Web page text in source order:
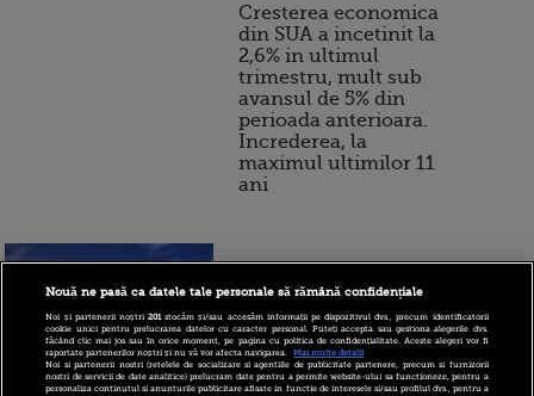
Cresterea economica
din SUA a incetinit la
2,6% in ultimul
trimestru, mult sub
avansul de 5% din
perioada anterioara.
Increderea, la
maximul ultimilor 11
ani
Nouă ne pasă ca datele tale personale să rămână confidențiale
Noi și partenerii noștri201stocăm și/sau accesăm informații pe dispozitivul dvs., precum identificatorii
cookie unici pentru prelucrarea datelor cu caracter personal. Puteți accepta sau gestiona alegerile dvs.
făcând clic mai jos sau în orice moment, pe pagina cu politica de confidențialitate. Aceste alegeri vor fi
raportate partenerilor noștri și nu vă vor afecta navigarea.
Mai multe detalii
Noi si partenerii nostri (retelele de socializare si agentiile de publicitate partenere, precum si furnizorii
nostri de servicii de date analitice) prelucram date pentru a permite website-ului sa functioneze, pentru a
personaliza continutul si anunturile publicitare afisate in functie de interesele si/sau profilul dvs., pentru a